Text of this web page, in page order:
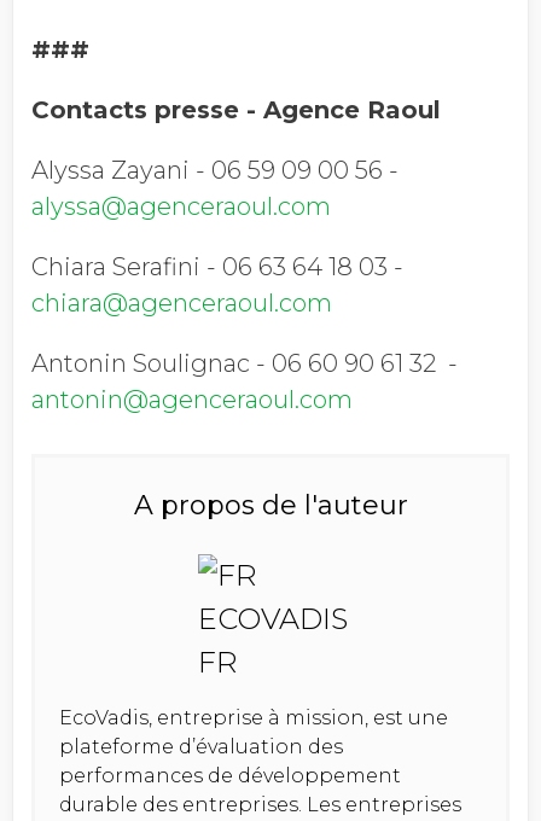
###
Contacts presse - Agence Raoul
Alyssa Zayani - 06 59 09 00 56 -
alyssa@agenceraoul.com
Chiara Serafini - 06 63 64 18 03 -
chiara@agenceraoul.com
Antonin Soulignac - 06 60 90 61 32 -
antonin@agenceraoul.com
A propos de l'auteur
EcoVadis, entreprise à mission, est une
plateforme d’évaluation des
performances de développement
durable des entreprises. Les entreprises